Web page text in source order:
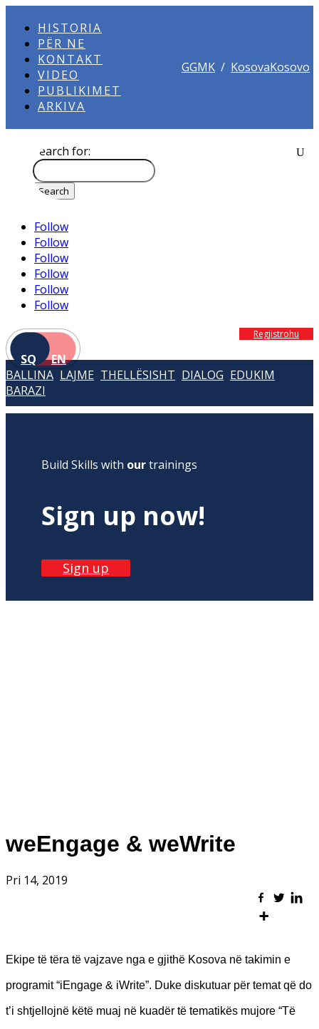
HISTORIA
PËR NE
KONTAKT
VIDEO
PUBLIKIMET
ARKIVA
GGMK / KosovaKosovo
Search for:
Follow
Follow
Follow
Follow
Follow
Follow
SQ EN
Regjistrohu
BALLINA LAJME THELLËSISHT DIALOG EDUKIM
BARAZI
Build Skills with ourtrainings
Sign up now!
Sign up
weEngage & weWrite
Pri 14, 2019
Ekipe të tëra të vajzave nga e gjithë Kosova në takimin e
programit “iEngage & iWrite”. Duke diskutuar për temat që do
t’i shtjellojnë këtë muaj në kuadër të tematikës mujore “Të